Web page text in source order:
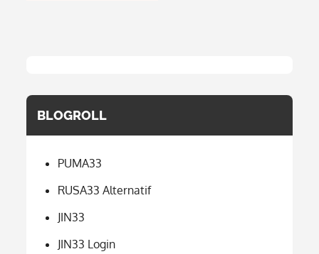
BLOGROLL
PUMA33
RUSA33 Alternatif
JIN33
JIN33 Login